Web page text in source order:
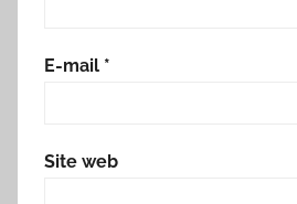
E-mail *
Site web